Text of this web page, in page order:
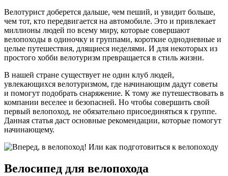
Велотурист доберется дальше, чем пеший, и увидит больше,
чем тот, кто передвигается на автомобиле. Это и привлекает
миллионы людей по всему миру, которые совершают
велопоходы в одиночку и группами, короткие однодневные и
целые путешествия, длящиеся неделями. И для некоторых из
простого хобби велотуризм превращается в стиль жизни.
В нашей стране существует не один клуб людей,
увлекающихся велотуризмом, где начинающим дадут советы
и помогут подобрать снаряжение. К тому же путешествовать в
компании веселее и безопасней. Но чтобы совершить свой
первый велопоход, не обязательно присоединяться к группе.
Данная статья даст основные рекомендации, которые помогут
начинающему.
Велосипед для велопохода